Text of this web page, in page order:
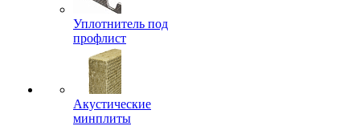
Уплотнитель под
профлист
Акустические
минплиты